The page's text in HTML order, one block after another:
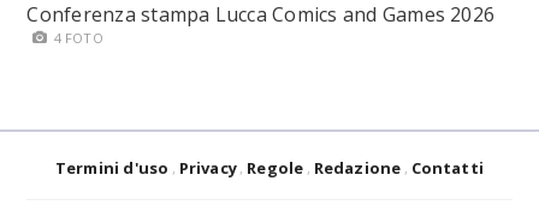
Conferenza stampa Lucca Comics and Games 2026
4 FOTO
Termini d'uso Privacy Regole Redazione Contatti